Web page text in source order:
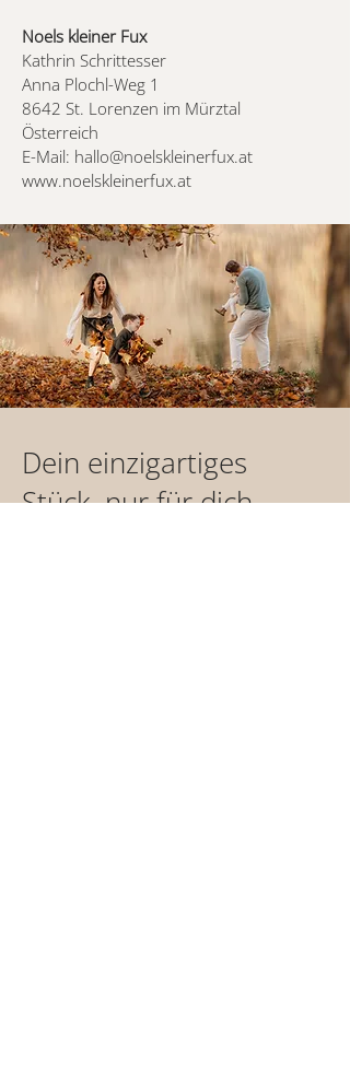
Noels kleiner Fux
Kathrin Schrittesser
Anna Plochl-Weg 1
8642 St. Lorenzen im Mürztal
Österreich
E-Mail: hallo@noelskleinerfux.at
www.noelskleinerfux.at
Dein einzigartiges
Stück, nur für dich